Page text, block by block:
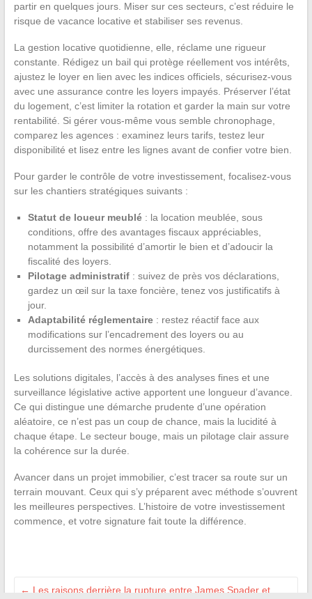
partir en quelques jours. Miser sur ces secteurs, c’est réduire le
risque de vacance locative et stabiliser ses revenus.
La gestion locative quotidienne, elle, réclame une rigueur
constante. Rédigez un bail qui protège réellement vos intérêts,
ajustez le loyer en lien avec les indices officiels, sécurisez-vous
avec une assurance contre les loyers impayés. Préserver l’état
du logement, c’est limiter la rotation et garder la main sur votre
rentabilité. Si gérer vous-même vous semble chronophage,
comparez les agences : examinez leurs tarifs, testez leur
disponibilité et lisez entre les lignes avant de confier votre bien.
Pour garder le contrôle de votre investissement, focalisez-vous
sur les chantiers stratégiques suivants :
Statut de loueur meublé: la location meublée, sous
conditions, offre des avantages fiscaux appréciables,
notamment la possibilité d’amortir le bien et d’adoucir la
fiscalité des loyers.
Pilotage administratif: suivez de près vos déclarations,
gardez un œil sur la taxe foncière, tenez vos justificatifs à
jour.
Adaptabilité réglementaire: restez réactif face aux
modifications sur l’encadrement des loyers ou au
durcissement des normes énergétiques.
Les solutions digitales, l’accès à des analyses fines et une
surveillance législative active apportent une longueur d’avance.
Ce qui distingue une démarche prudente d’une opération
aléatoire, ce n’est pas un coup de chance, mais la lucidité à
chaque étape. Le secteur bouge, mais un pilotage clair assure
la cohérence sur la durée.
Avancer dans un projet immobilier, c’est tracer sa route sur un
terrain mouvant. Ceux qui s’y préparent avec méthode s’ouvrent
les meilleures perspectives. L’histoire de votre investissement
commence, et votre signature fait toute la différence.
← Les raisons derrière la rupture entre James Spader et